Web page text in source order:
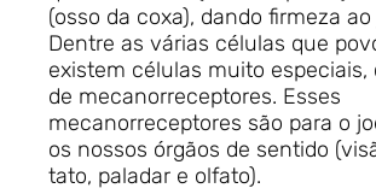
(osso da coxa), dando firmeza
Dentre as várias células que
existem células muito especiais,
de mecanorreceptores. Esses
mecanorreceptores são para o
os nossos órgãos de sentido
tato, paladar e olfato).